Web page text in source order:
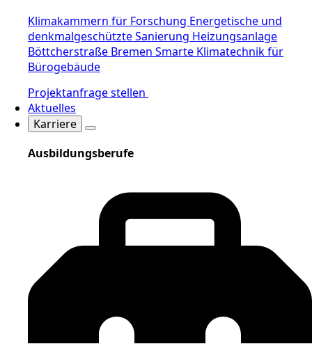
Klimakammern für Forschung Energetische und
denkmalgeschützte Sanierung Heizungsanlage
Böttcherstraße Bremen Smarte Klimatechnik für
Bürogebäude
Projektanfrage stellen
Aktuelles
Karriere
Ausbildungsberufe